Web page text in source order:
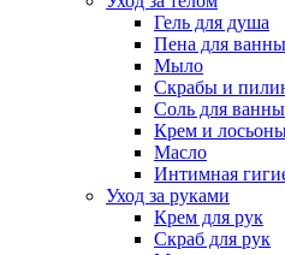
Гель для душа
Пена для ванны
Мыло
Скрабы и
Соль для ванны
Крем и
Масло
Интимная
Уход за руками
Крем для рук
Скраб для рук